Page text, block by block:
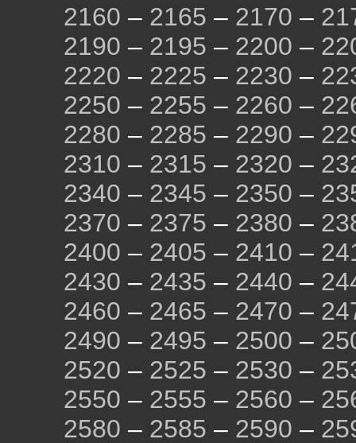
2160 – 2165 – 2170 –
2190 – 2195 – 2200 –
2220 – 2225 – 2230 –
2250 – 2255 – 2260 –
2280 – 2285 – 2290 –
2310 – 2315 – 2320 –
2340 – 2345 – 2350 –
2370 – 2375 – 2380 –
2400 – 2405 – 2410 –
2430 – 2435 – 2440 –
2460 – 2465 – 2470 –
2490 – 2495 – 2500 –
2520 – 2525 – 2530 –
2550 – 2555 – 2560 –
2580 – 2585 – 2590 –